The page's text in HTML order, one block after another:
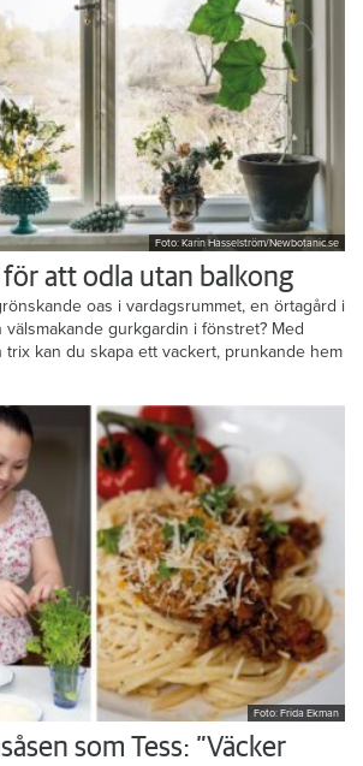
Foto: Karin Hasselström/Newbotanic.se
för att odla utan balkong
oas i vardagsrummet, en örtagård i
gurkgardin i fönstret? Med
trix kan du skapa ett vackert, prunkande hem
Foto: Frida Ekman
som Tess: ”Väcker